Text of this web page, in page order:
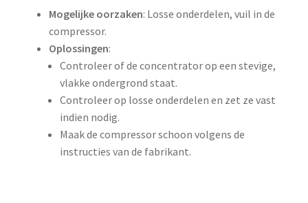
Trainingen
Vakantielevering
Verkoop en verhuur
Mogelijke oorzaken: Losse onderdelen, vuil in de
compressor.
Oplossingen:
Controleer of de concentrator op een stevige,
vlakke ondergrond staat.
Controleer op losse onderdelen en zet ze vast
indien nodig.
Maak de compressor schoon volgens de
instructies van de fabrikant.